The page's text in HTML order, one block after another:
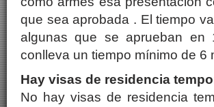
que sea aprobada . El tiempo
algunas que se aprueban en
conlleva un tiempo mínimo de 6
Hay visas de residencia
No hay visas de residencia